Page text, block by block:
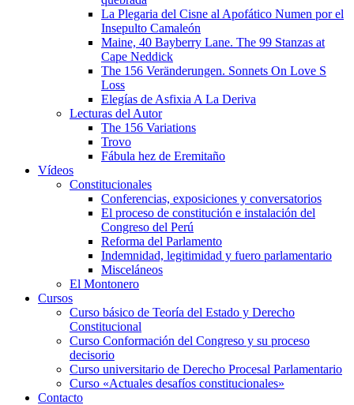
La Plegaria del Cisne al Apofático Numen por el
Insepulto Camaleón
Maine, 40 Bayberry Lane. The 99 Stanzas at
Cape Neddick
The 156 Veränderungen. Sonnets On Love S
Loss
Elegías de Asfixia A La Deriva
Lecturas del Autor
The 156 Variations
Trovo
Fábula hez de Eremitaño
Vídeos
Constitucionales
Conferencias, exposiciones y conversatorios
El proceso de constitución e instalación del
Congreso del Perú
Reforma del Parlamento
Indemnidad, legitimidad y fuero parlamentario
Misceláneos
El Montonero
Cursos
Curso básico de Teoría del Estado y Derecho
Constitucional
Curso Conformación del Congreso y su proceso
decisorio
Curso universitario de Derecho Procesal Parlamentario
Curso «Actuales desafíos constitucionales»
Contacto